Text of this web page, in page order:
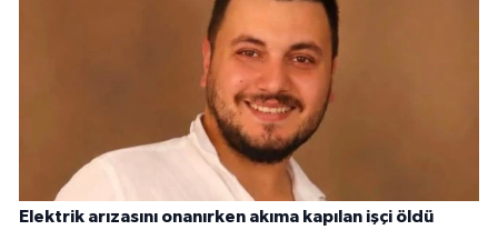
Elektrik arızasını onanırken akıma kapılan işçi öldü